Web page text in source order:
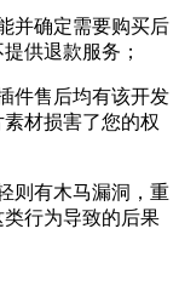
并确定需要购买后
供退款服务；
件售后均有该开发
材损害了您的权
则有木马漏洞，重
行为导致的后果